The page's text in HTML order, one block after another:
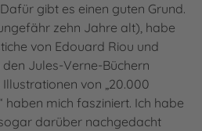
gibt es einen guten Grund.
zehn Jahre alt), habe
von Edouard Riou und
Jules-Verne-Büchern
von „20.000
haben mich fasziniert. Ich habe
darüber nachgedacht